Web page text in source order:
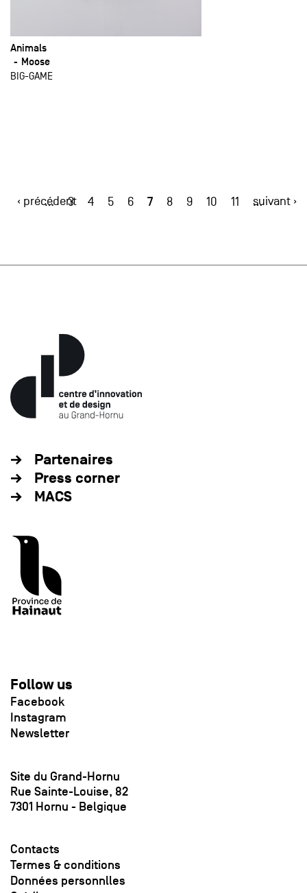
Animals
Moose
BIG-GAME
‹ précédent
… 3 4 5 6 7 8 9 10 11 …
suivant ›
Partenaires
Press corner
MACS
Follow us
Facebook
Instagram
Newsletter
Site du Grand-Hornu
Rue Sainte-Louise, 82
7301 Hornu - Belgique
Contacts
Termes & conditions
Données personnlles